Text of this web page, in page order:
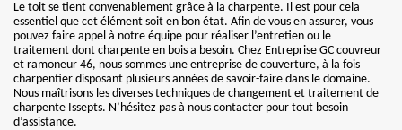
Le toit se tient convenablement grâce à la charpente. Il est pour cela
essentiel que cet élément soit en bon état. Afin de vous en assurer, vous
pouvez faire appel à notre équipe pour réaliser l’entretien ou le
traitement dont charpente en bois a besoin. Chez Entreprise GC couvreur
et ramoneur 46, nous sommes une entreprise de couverture, à la fois
charpentier disposant plusieurs années de savoir-faire dans le domaine.
Nous maîtrisons les diverses techniques de changement et traitement de
charpente Issepts. N’hésitez pas à nous contacter pour tout besoin
d’assistance.